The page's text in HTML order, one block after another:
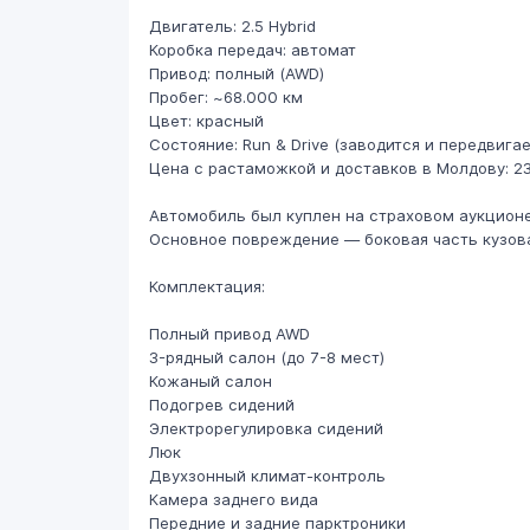
Двигатель: 2.5 Hybrid
Коробка передач: автомат
Привод: полный (AWD)
Пробег: ~68.000 км
Цвет: красный
Состояние: Run & Drive (заводится и
Цена с растаможкой и доставков в Молдову:
Автомобиль был куплен на страховом
Основное повреждение — боковая часть
Комплектация:
Полный привод AWD
3-рядный салон (до 7-8 мест)
Кожаный салон
Подогрев сидений
Электрорегулировка сидений
Люк
Двухзонный климат-контроль
Камера заднего вида
Передние и задние парктроники